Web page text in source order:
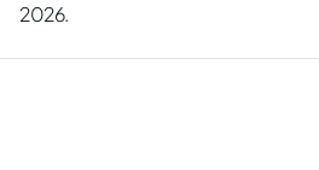
2026.